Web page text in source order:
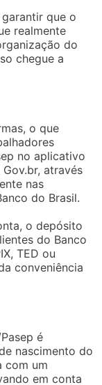
que o
realmente
do
chegue a
o que
no aplicativo
através
nas
do Brasil.
o depósito
do Banco
TED ou
conveniência
é
nascimento do
com um
em conta